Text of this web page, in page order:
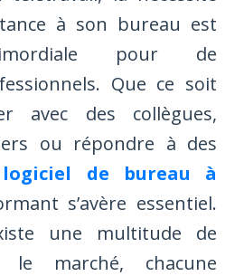
à son bureau est
pour de
Que ce soit
avec des collègues,
ou répondre à des
logiciel de bureau à
s’avère essentiel.
une multitude de
le marché, chacune